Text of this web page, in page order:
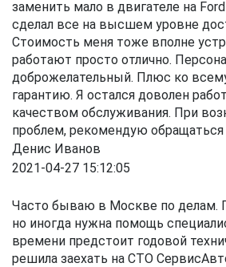
заменить мало в двигателе на
сделал все на высшем уровне
Стоимость меня тоже вполне
работают просто отлично.
доброжелательный. Плюс ко
гарантию. Я остался доволен
качеством обслуживания. При
проблем, рекомендую
Денис Иванов
2021-04-27 15:12:05
Часто бываю в Москве по делам.
но иногда нужна помощь
времени предстоит годовой
решила заехать на СТО